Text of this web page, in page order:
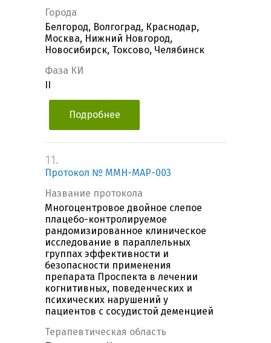
Города
Белгород, Волгоград, Краснодар,
Москва, Нижний Новгород,
Новосибирск, Токсово, Челябинск
Фаза КИ
Подробнее
11.
Протокол № MMH-MAP-003
Название протокола
Многоцентровое двойное слепое
плацебо-контролируемое
рандомизированное клиническое
исследование в параллельных
группах эффективности и
безопасности применения
препарата Проспекта в лечении
когнитивных, поведенческих и
психических нарушений у
пациентов с сосудистой деменцией
Терапевтическая область